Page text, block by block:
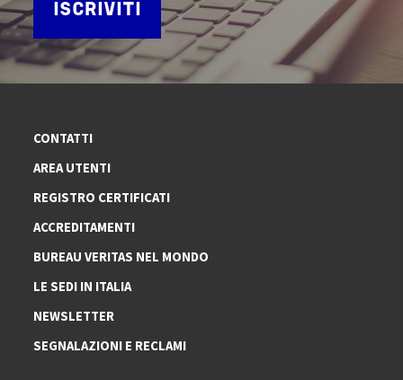
ISCRIVITI
CONTATTI
AREA UTENTI
REGISTRO CERTIFICATI
ACCREDITAMENTI
BUREAU VERITAS NEL MONDO
LE SEDI IN ITALIA
NEWSLETTER
SEGNALAZIONI E RECLAMI